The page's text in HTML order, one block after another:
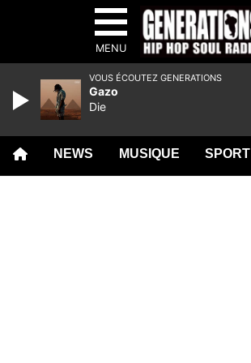
MENU
NEWS MUSIQUE SPORT
VOUS ÉCOUTEZ GENERATIONS
Gazo
Die